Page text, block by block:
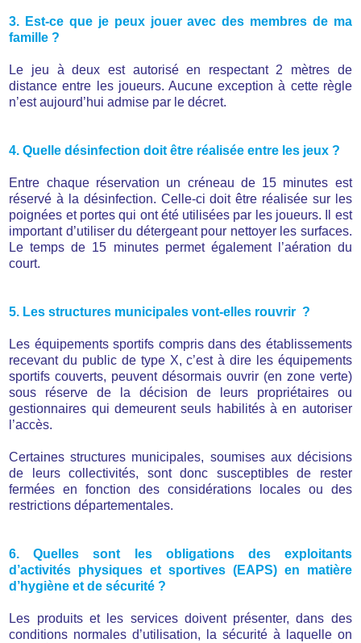
3. Est-ce que je peux jouer avec des membres de ma
famille ?
Le jeu à deux est autorisé en respectant 2 mètres de
distance entre les joueurs. Aucune exception à cette règle
n’est aujourd’hui admise par le décret.
4. Quelle désinfection doit être réalisée entre les jeux ?
Entre chaque réservation un créneau de 15 minutes est
réservé à la désinfection. Celle-ci doit être réalisée sur les
poignées et portes qui ont été utilisées par les joueurs. Il est
important d’utiliser du détergeant pour nettoyer les surfaces.
Le temps de 15 minutes permet également l’aération du
court.
5. Les structures municipales vont-elles rouvrir ?
Les équipements sportifs compris dans des établissements
recevant du public de type X, c’est à dire les équipements
sportifs couverts, peuvent désormais ouvrir (en zone verte)
sous réserve de la décision de leurs propriétaires ou
gestionnaires qui demeurent seuls habilités à en autoriser
l’accès.
Certaines structures municipales, soumises aux décisions
de leurs collectivités, sont donc susceptibles de rester
fermées en fonction des considérations locales ou des
restrictions départementales.
6. Quelles sont les obligations des exploitants
d’activités physiques et sportives (EAPS) en matière
d’hygiène et de sécurité ?
Les produits et les services doivent présenter, dans des
conditions normales d’utilisation, la sécurité à laquelle on